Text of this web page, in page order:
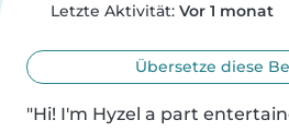
Letzte Aktivität: Vor 1 monat
Übersetze diese
"Hi! I'm Hyzel a part